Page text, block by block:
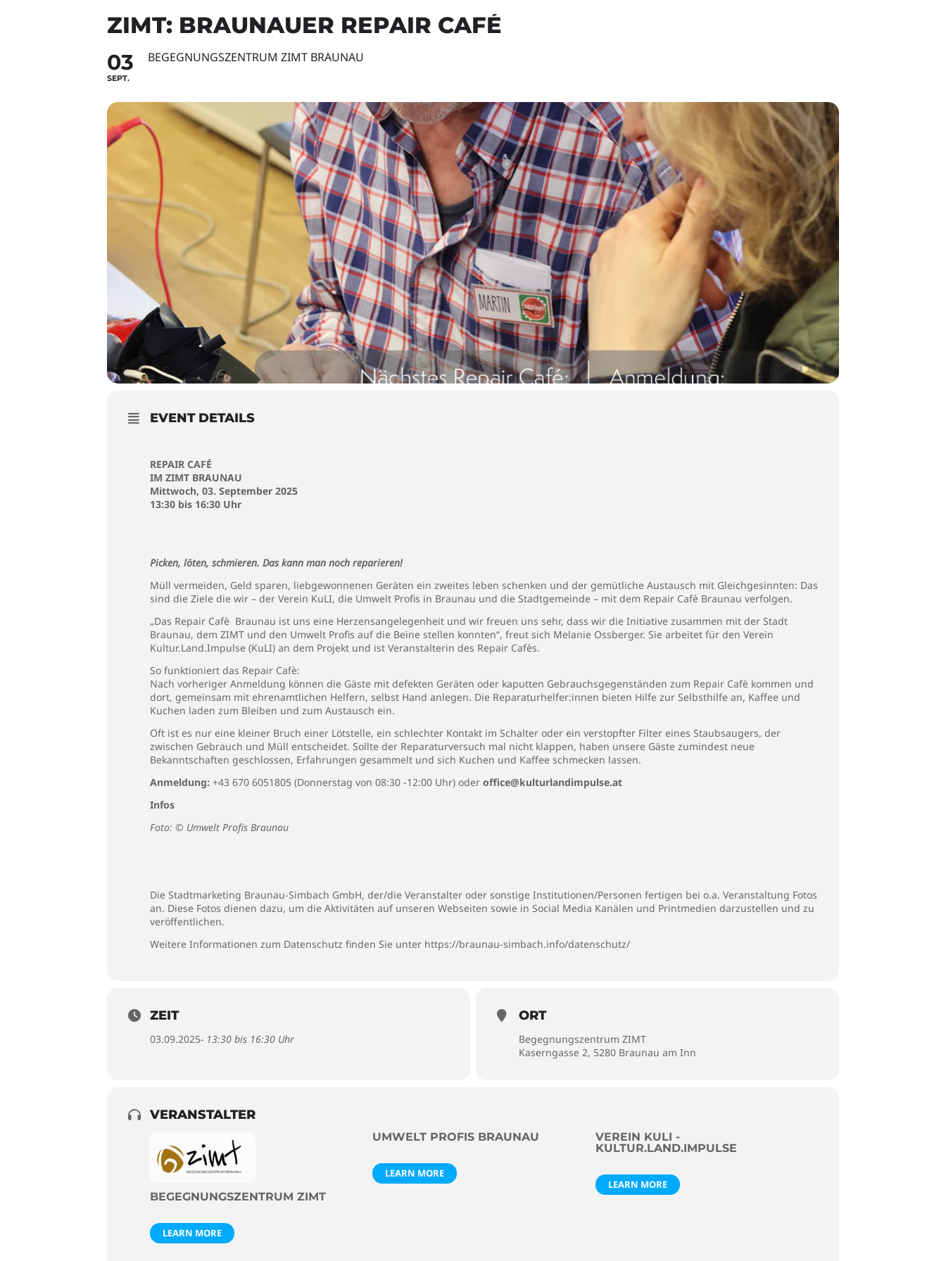
ZIMT: BRAUNAUER REPAIR CAFÉ
03
SEPT.
BEGEGNUNGSZENTRUM ZIMT BRAUNAU
EVENT DETAILS
REPAIR CAFÉ
IM ZIMT BRAUNAU
Mittwoch, 03. September 2025
13:30 bis 16:30 Uhr
Picken, löten, schmieren. Das kann man noch reparieren!
Müll vermeiden, Geld sparen, liebgewonnenen Geräten ein zweites leben schenken und der gemütliche Austausch mit Gleichgesinnten: Das
sind die Ziele die wir – der Verein KuLI, die Umwelt Profis in Braunau und die Stadtgemeinde – mit dem Repair Cafè Braunau verfolgen.
„Das Repair Cafè Braunau ist uns eine Herzensangelegenheit und wir freuen uns sehr, dass wir die Initiative zusammen mit der Stadt
Braunau, dem ZIMT und den Umwelt Profis auf die Beine stellen konnten“, freut sich Melanie Ossberger. Sie arbeitet für den Verein
Kultur.Land.Impulse (KuLI) an dem Projekt und ist Veranstalterin des Repair Cafès.
So funktioniert das Repair Cafè:
Nach vorheriger Anmeldung können die Gäste mit defekten Geräten oder kaputten Gebrauchsgegenständen zum Repair Cafè kommen und
dort, gemeinsam mit ehrenamtlichen Helfern, selbst Hand anlegen. Die Reparaturhelfer:innen bieten Hilfe zur Selbsthilfe an, Kaffee und
Kuchen laden zum Bleiben und zum Austausch ein.
Oft ist es nur eine kleiner Bruch einer Lötstelle, ein schlechter Kontakt im Schalter oder ein verstopfter Filter eines Staubsaugers, der
zwischen Gebrauch und Müll entscheidet. Sollte der Reparaturversuch mal nicht klappen, haben unsere Gäste zumindest neue
Bekanntschaften geschlossen, Erfahrungen gesammelt und sich Kuchen und Kaffee schmecken lassen.
Anmeldung: +43 670 6051805 (Donnerstag von 08:30 -12:00 Uhr) oder office@kulturlandimpulse.at
Infos
Foto: © Umwelt Profis Braunau
Die Stadtmarketing Braunau-Simbach GmbH, der/die Veranstalter oder sonstige Institutionen/Personen fertigen bei o.a. Veranstaltung Fotos
an. Diese Fotos dienen dazu, um die Aktivitäten auf unseren Webseiten sowie in Social Media Kanälen und Printmedien darzustellen und zu
veröffentlichen.
Weitere Informationen zum Datenschutz finden Sie unter https://braunau-simbach.info/datenschutz/
ZEIT
03.09.2025- 13:30 bis 16:30 Uhr
ORT
Begegnungszentrum ZIMT
Kaserngasse 2, 5280 Braunau am Inn
VERANSTALTER
BEGEGNUNGSZENTRUM ZIMT
LEARN MORE
UMWELT PROFIS BRAUNAU
LEARN MORE
VEREIN KULI -
KULTUR.LAND.IMPULSE
LEARN MORE